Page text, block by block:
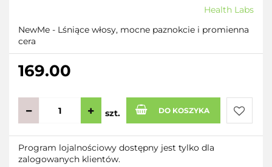
Health Labs
NewMe - Lśniące włosy, mocne paznokcie i promienna
cera
169.00
szt. DO KOSZYKA
Do
Program lojalnościowy dostępny jest tylko dla
zalogowanych klientów.